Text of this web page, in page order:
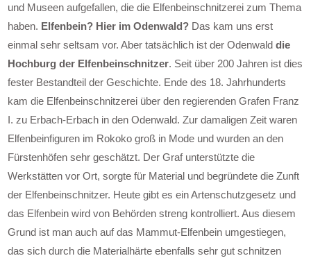
und Museen aufgefallen, die die Elfenbeinschnitzerei zum Thema
haben. Elfenbein? Hier im Odenwald? Das kam uns erst
einmal sehr seltsam vor. Aber tatsächlich ist der Odenwalddie
Hochburg der Elfenbeinschnitzer. Seit über 200 Jahren ist dies
fester Bestandteil der Geschichte. Ende des 18. Jahrhunderts
kam die Elfenbeinschnitzerei über den regierenden Grafen Franz
I. zu Erbach-Erbach in den Odenwald. Zur damaligen Zeit waren
Elfenbeinfiguren im Rokoko groß in Mode und wurden an den
Fürstenhöfen sehr geschätzt. Der Graf unterstützte die
Werkstätten vor Ort, sorgte für Material und begründete die Zunft
der Elfenbeinschnitzer. Heute gibt es ein Artenschutzgesetz und
das Elfenbein wird von Behörden streng kontrolliert. Aus diesem
Grund ist man auch auf das Mammut-Elfenbein umgestiegen,
das sich durch die Materialhärte ebenfalls sehr gut schnitzen